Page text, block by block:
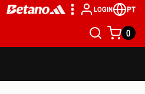
LOGIN PT
0